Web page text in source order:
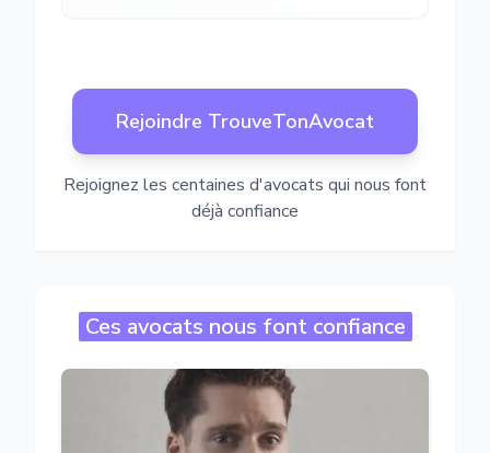
Rejoindre TrouveTonAvocat
Rejoignez les centaines d'avocats qui nous font
déjà confiance
Ces avocats nous font confiance